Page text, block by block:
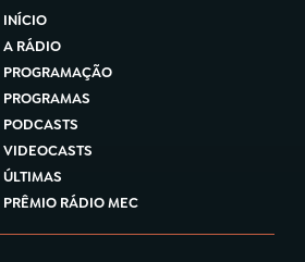
INÍCIO
A RÁDIO
PROGRAMAÇÃO
PROGRAMAS
PODCASTS
VIDEOCASTS
ÚLTIMAS
PRÊMIO RÁDIO MEC